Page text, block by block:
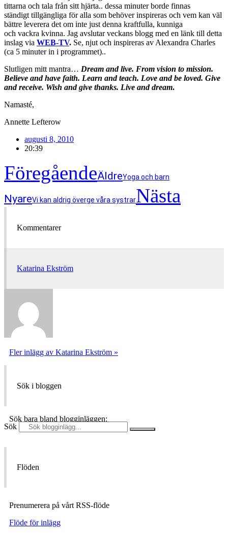
tittarna och tala från sitt hjärta.. dessa minuter borde finnas
ständigt tillgängliga för alla som behöver inspireras och vem kan väl
bättre leverera det om inte just denna kraftfulla, kunniga
och vackra kvinna. Jag avslutar veckans blogg med en länk till detta
inslag via WEB-TV. Se, njut och inspireras av Alexandra Charles
(ca 5 minuter in i programmet)..
Slutligen mitt mantra… Dream and live. From vision to mission.
Believe and have faith. Learn and teach. Love and be loved. Give
and receive. Wish and give thanks. Live and dream.
Namasté,
Annette Lefterow
augusti 8, 2010
20:39
FöregåendeÄldreYoga och barn
NyareVi kan aldrig överge våra systrarNästa
Kommentarer
Katarina Ekström
Fler inlägg av Katarina Ekström »
Sök i bloggen
Sök bara bland blogginläggen:
Sök
Flöden
Prenumerera på vårt RSS-flöde
Flöde för inlägg